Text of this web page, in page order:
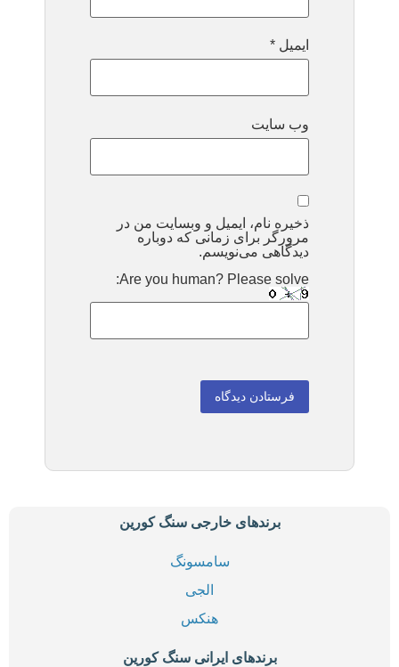
ایمیل *
وب‌ سایت
ذخیره نام، ایمیل و وبسایت من در
مرورگر برای زمانی که دوباره
دیدگاهی می‌نویسم.
Are you human? Please solve:
برندهای خارجی سنگ کورین
سامسونگ
الجی
هنکس
برندهای ایرانی سنگ کورین